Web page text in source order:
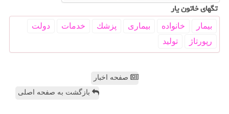
تگهای خاتون یار
بیمار خانواده بیماری پزشك خدمات
دولت
رپورتاژ
تولید
صفحه اخبار
بازگشت به صفحه اصلی